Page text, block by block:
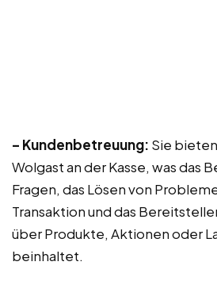
– Kundenbetreuung: Sie
Wolgast an der Kasse, was das
Fragen, das Lösen von
Transaktion und das
über Produkte, Aktionen oder
beinhaltet.